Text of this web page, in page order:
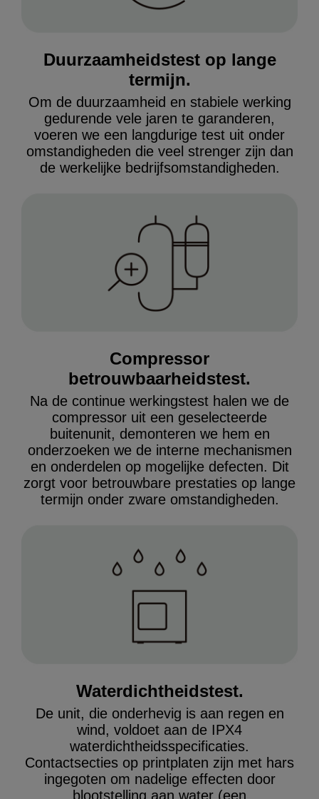
Duurzaamheidstest op lange
termijn.
Om de duurzaamheid en stabiele werking
gedurende vele jaren te garanderen,
voeren we een langdurige test uit onder
omstandigheden die veel strenger zijn dan
de werkelijke bedrijfsomstandigheden.
Compressor
betrouwbaarheidstest.
Na de continue werkingstest halen we de
compressor uit een geselecteerde
buitenunit, demonteren we hem en
onderzoeken we de interne mechanismen
en onderdelen op mogelijke defecten. Dit
zorgt voor betrouwbare prestaties op lange
termijn onder zware omstandigheden.
Waterdichtheidstest.
De unit, die onderhevig is aan regen en
wind, voldoet aan de IPX4
waterdichtheidsspecificaties.
Contactsecties op printplaten zijn met hars
ingegoten om nadelige effecten door
blootstelling aan water (een